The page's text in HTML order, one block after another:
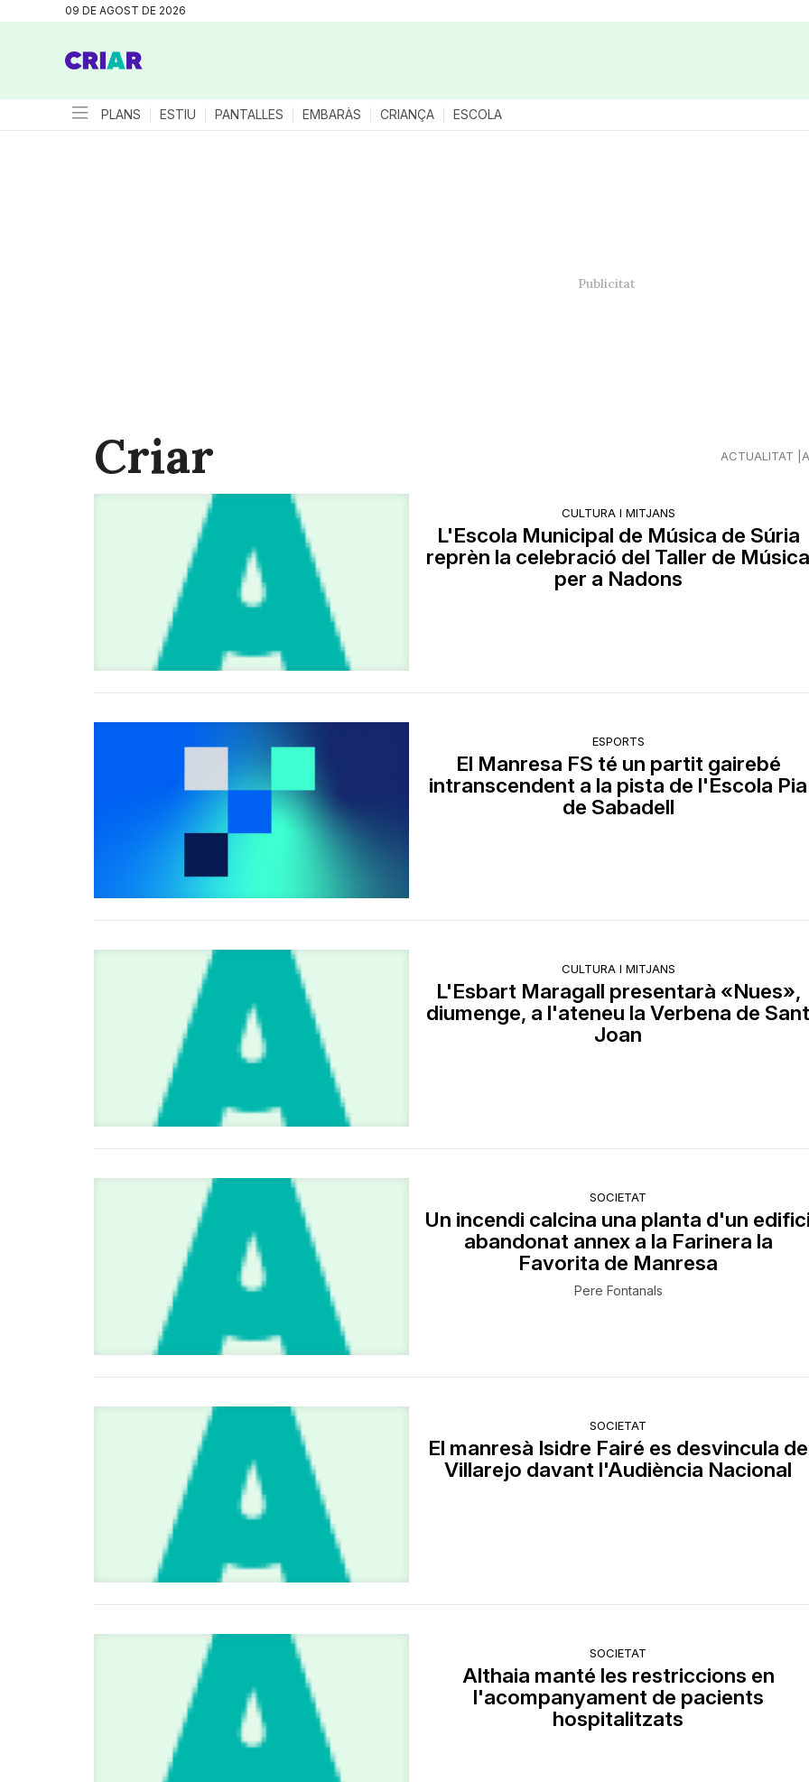
09 DE AGOST DE 2026
PLANS ESTIU PANTALLES EMBARÀS CRIANÇA ESCOLA
Criar ACTUALITAT
CULTURA I MITJANS
L'Escola Municipal de Música de Súria
reprèn la celebració del Taller de
per a Nadons
ESPORTS
El Manresa FS té un partit gairebé
intranscendent a la pista de l'Escola Pia
de Sabadell
CULTURA I MITJANS
L'Esbart Maragall presentarà «Nues»,
diumenge, a l'ateneu la Verbena de
Joan
SOCIETAT
Un incendi calcina una planta d'un
abandonat annex a la Farinera la
Favorita de Manresa
Pere Fontanals
SOCIETAT
El manresà Isidre Fairé es desvincula de
Villarejo davant l'Audiència Nacional
SOCIETAT
Althaia manté les restriccions en
l'acompanyament de pacients
hospitalitzats